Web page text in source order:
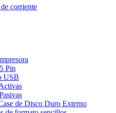
corriente
Pin
USB
de Disco Duro Externo